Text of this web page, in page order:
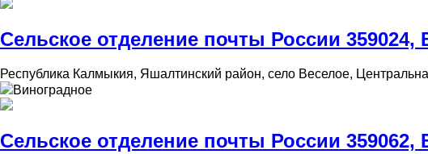
Сельское отделение почты России
Республика Калмыкия, Яшалтинский район, село Веселое,
Виноградное
Сельское отделение почты России